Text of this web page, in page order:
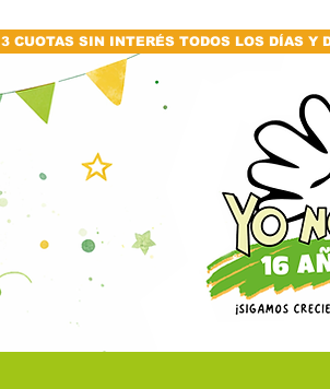
3 CUOTAS SIN INTERÉS TODOS LOS DÍAS Y